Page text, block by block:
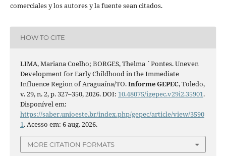
comerciales y los autores y la fuente sean citados.
HOW TO CITE
LIMA, Mariana Coelho; BORGES, Thelma `Pontes. Uneven
Development for Early Childhood in the Immediate
Influence Region of Araguaína/TO.Informe GEPEC, Toledo,
v. 29, n. 2, p. 327–350, 2026. DOI: 10.48075/igepec.v29i2.35901.
Disponível em:
https://saber.unioeste.br/index.php/gepec/article/view/3590
1. Acesso em: 6 aug. 2026.
MORE CITATION FORMATS